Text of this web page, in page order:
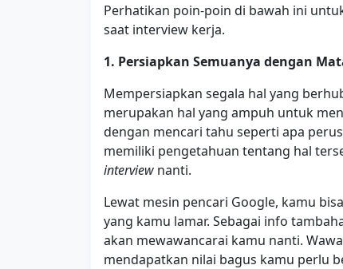
Perhatikan poin-poin di bawah ini
saat interview kerja.
1. Persiapkan Semuanya dengan
Mempersiapkan segala hal yang
merupakan hal yang ampuh untuk
dengan mencari tahu seperti apa
memiliki pengetahuan tentang hal
interview nanti.
Lewat mesin pencari Google, kamu
yang kamu lamar. Sebagai info
akan mewawancarai kamu nanti.
mendapatkan nilai bagus kamu perlu